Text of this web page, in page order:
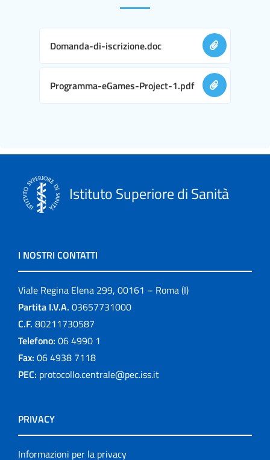
Domanda-di-iscrizione.doc
Programma-eGames-Project-1.pdf
Istituto Superiore di Sanità
I NOSTRI CONTATTI
Viale Regina Elena 299, 00161 – Roma (I)
Partita I.V.A. 03657731000
C.F. 80211730587
Telefono: 06 4990 1
Fax: 06 4938 7118
PEC: protocollo.centrale@pec.iss.it
PRIVACY
Informazioni per la privacy